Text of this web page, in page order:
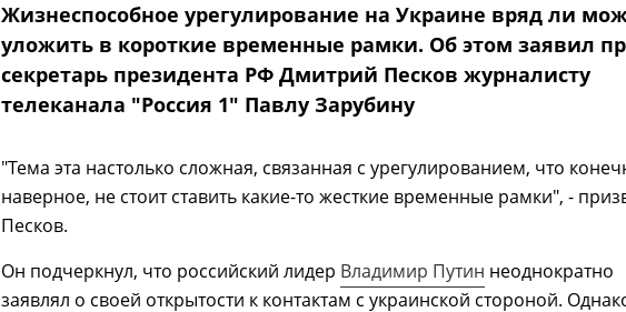
Жизнеспособное урегулирование на Украине вряд ли
уложить в короткие временные рамки. Об этом заявил
секретарь президента РФ Дмитрий Песков журналисту
телеканала "Россия 1" Павлу Зарубину
"Тема эта настолько сложная, связанная с урегулированием, что
наверное, не стоит ставить какие-то жесткие временные рамки", -
Песков.
Он подчеркнул, что российский лидер Владимир Путин неоднократно
заявлял о своей открытости к контактам с украинской стороной.